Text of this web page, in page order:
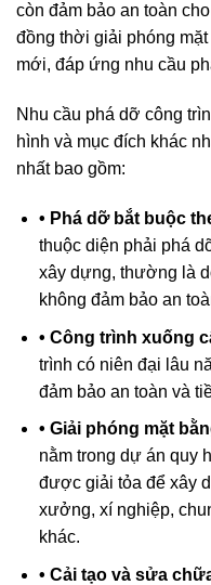
còn đảm bảo an toàn
đồng thời giải phóng
mới, đáp ứng nhu cầu
Nhu cầu phá dỡ công
hình và mục đích khác
nhất bao gồm:
• Phá dỡ bắt buộc
thuộc diện phải phá
xây dựng, thường là
không đảm bảo an
• Công trình xuống
trình có niên đại lâu
đảm bảo an toàn và
• Giải phóng mặt
nằm trong dự án quy
được giải tỏa để xây
xưởng, xí nghiệp,
khác.
• Cải tạo và sửa